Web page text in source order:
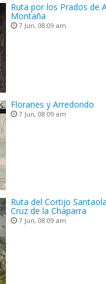
Ruta por los Prados de
Montaña
7 Jun, 08:09 am
Floranes y Arredondo
7 Jun, 08:09 am
Ruta del Cortijo
Cruz de la Chaparra
7 Jun, 08:09 am